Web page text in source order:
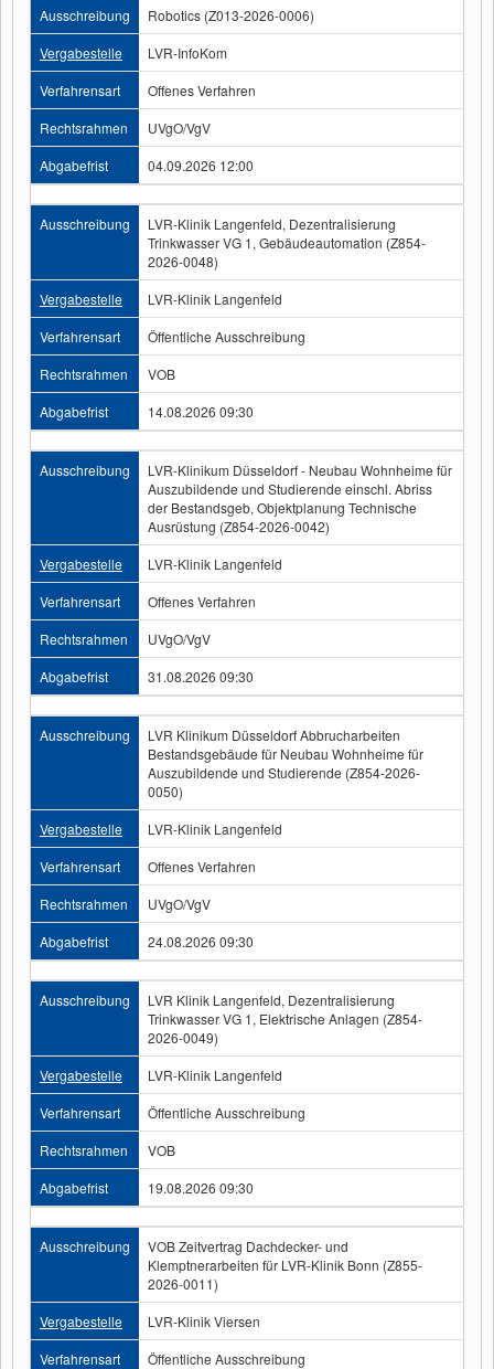
Ausschreibung
Robotics (Z013-2026-0006)
Vergabestelle
LVR-InfoKom
Verfahrensart
Offenes Verfahren
Rechtsrahmen
UVgO/VgV
Abgabefrist
04.09.2026 12:00
Ausschreibung
LVR-Klinik Langenfeld, Dezentralisierung
Trinkwasser VG 1, Gebäudeautomation (Z854-
2026-0048)
Vergabestelle
LVR-Klinik Langenfeld
Verfahrensart
Öffentliche Ausschreibung
Rechtsrahmen
VOB
Abgabefrist
14.08.2026 09:30
Ausschreibung
LVR-Klinikum Düsseldorf - Neubau Wohnheime für
Auszubildende und Studierende einschl. Abriss
der Bestandsgeb, Objektplanung Technische
Ausrüstung (Z854-2026-0042)
Vergabestelle
LVR-Klinik Langenfeld
Verfahrensart
Offenes Verfahren
Rechtsrahmen
UVgO/VgV
Abgabefrist
31.08.2026 09:30
Ausschreibung
LVR Klinikum Düsseldorf Abbrucharbeiten
Bestandsgebäude für Neubau Wohnheime für
Auszubildende und Studierende (Z854-2026-
0050)
Vergabestelle
LVR-Klinik Langenfeld
Verfahrensart
Offenes Verfahren
Rechtsrahmen
UVgO/VgV
Abgabefrist
24.08.2026 09:30
Ausschreibung
LVR Klinik Langenfeld, Dezentralisierung
Trinkwasser VG 1, Elektrische Anlagen (Z854-
2026-0049)
Vergabestelle
LVR-Klinik Langenfeld
Verfahrensart
Öffentliche Ausschreibung
Rechtsrahmen
VOB
Abgabefrist
19.08.2026 09:30
Ausschreibung
VOB Zeitvertrag Dachdecker- und
Klemptnerarbeiten für LVR-Klinik Bonn (Z855-
2026-0011)
Vergabestelle
LVR-Klinik Viersen
Verfahrensart
Öffentliche Ausschreibung